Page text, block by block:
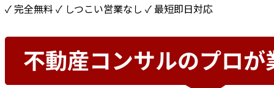
✓ 完全無料 ✓ しつこい営業なし ✓ 最短即日対応